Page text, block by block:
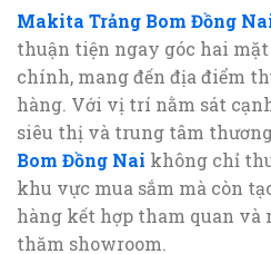
Makita Trảng Bom Đồng
thuận tiện ngay góc hai
chính, mang đến địa điểm
hàng. Với vị trí nằm sát
siêu thị và trung tâm
Bom Đồng Nai không chỉ
khu vực mua sắm mà còn
hàng kết hợp tham quan và
thăm showroom.